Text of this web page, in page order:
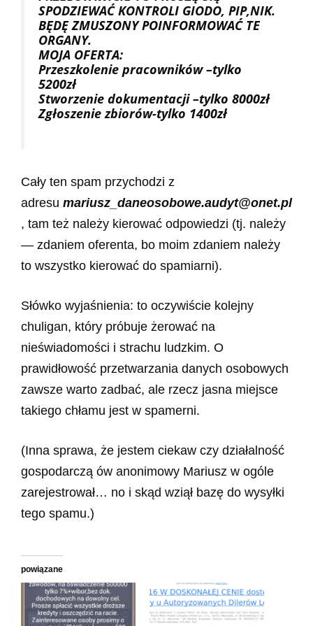
SPODZIEWAĆ KONTROLI GIODO, PIP,NIK.
BĘDĘ ZMUSZONY POINFORMOWAĆ TE
ORGANY.
MOJA OFERTA:
Przeszkolenie pracowników –tylko
5200zł
Stworzenie dokumentacji –tylko 8000zł
Zgłoszenie zbiorów-tylko 1400zł
Cały ten spam przychodzi z
adresu mariusz_daneosobowe.audyt@onet.pl
, tam też należy kierować odpowiedzi (tj. należy
— zdaniem oferenta, bo moim zdaniem należy
to wszystko kierować do spamiarni).
Słówko wyjaśnienia: to oczywiście kolejny
chuligan, który próbuje żerować na
nieświadomości i strachu ludzkim. O
prawidłowość przetwarzania danych osobowych
zawsze warto zadbać, ale rzecz jasna miejsce
takiego chłamu jest w spamerni.
(Inna sprawa, że jestem ciekaw czy działalność
gospodarczą ów anonimowy Mariusz w ogóle
zarejestrował… no i skąd wziął bazę do wysyłki
tego spamu.)
powiązane